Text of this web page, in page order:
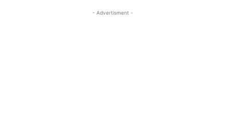
- Advertisment -